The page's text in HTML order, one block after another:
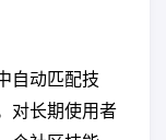
自动匹配技
对长期使用者